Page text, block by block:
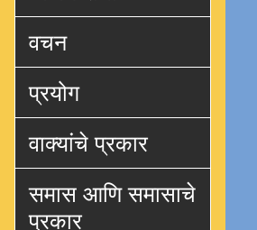
वचन
प्रयोग
वाक्यांचे प्रकार
समास आणि समासाचे
प्रकार